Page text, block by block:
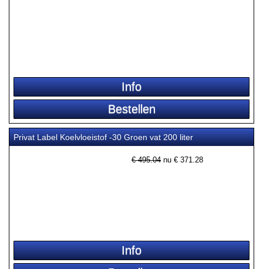
Privat Label Koelvloeistof -30 Groen vat 200 liter
€ 495.04 nu € 371.28